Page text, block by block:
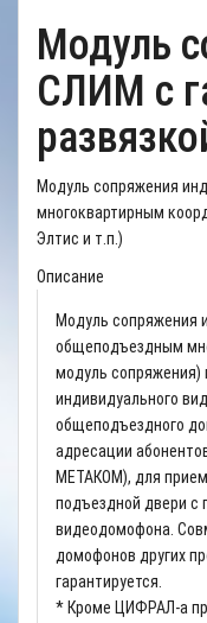
Модуль
СЛИМ с
Модуль сопряжения
многоквартирным
Элтис и т.п.)
Описание
Модуль сопряжения
общеподъездным
модуль сопряжения)
индивидуального
общеподъездного
адресации
МЕТАКОМ), для
подъездной двери
видеодомофона.
домофонов других
гарантируется.
* Кроме ЦИФРАЛ-а